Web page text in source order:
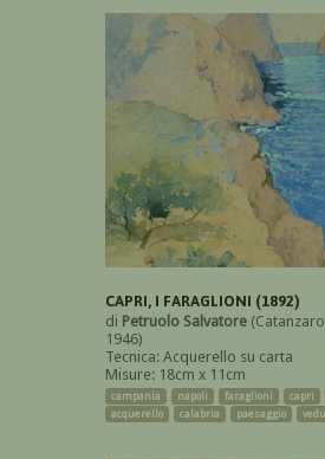
CAPRI, I FARAGLIONI (1892)
di Petruolo Salvatore
1946)
Tecnica: Acquerello su carta
Misure: 18cm x 11cm
campania napoli faraglioni capri
acquerello
calabria paesaggio